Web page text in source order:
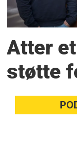
Atter
støtte